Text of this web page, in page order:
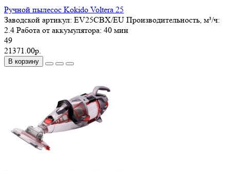
Ручной пылесос Kokido Voltera 25
Заводской артикул: EV25CBX/EU Производительность, м³/ч:
2.4 Работа от аккумулятора: 40 мин
49
21371.00р.
В корзину